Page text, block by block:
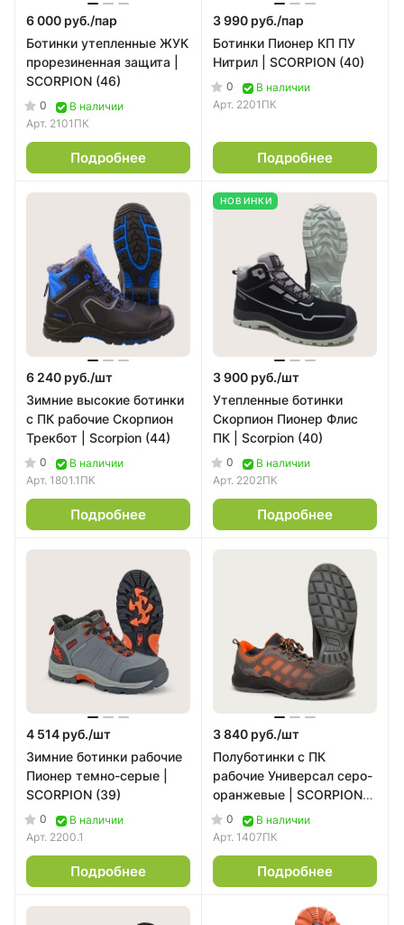
6 000 руб./пар
Ботинки утепленные ЖУК
прорезиненная защита |
SCORPION (46)
0
В наличии
Арт. 2101ПК
Подробнее
3 990 руб./пар
Ботинки Пионер КП ПУ
Нитрил | SCORPION (40)
0
В наличии
Арт. 2201ПК
Подробнее
6 240 руб./шт
Зимние высокие ботинки
с ПК рабочие Скорпион
Трекбот | Scorpion (44)
0
В наличии
Арт. 1801.1ПК
Подробнее
НОВИНКИ
3 900 руб./шт
Утепленные ботинки
Скорпион Пионер Флис
ПК | Scorpion (40)
0
В наличии
Арт. 2202ПК
Подробнее
4 514 руб./шт
Зимние ботинки рабочие
Пионер темно-серые |
SCORPION (39)
0
В наличии
Арт. 2200.1
Подробнее
3 840 руб./шт
Полуботинки с ПК
рабочие Универсал серо-
оранжевые | SCORPION
(45)
0
В наличии
Арт. 1407ПК
Подробнее